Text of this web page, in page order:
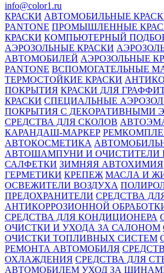
info@color1.ru
КРАСКИ АВТОМОБИЛЬНЫЕ
PANTONE ПРОМЫШЛЕННЫЕ
КРАСКИ КОМПЬЮТЕРНЫЙ
АЭРОЗОЛЬНЫЕ КРАСКИ
АВТОМОБИЛЕЙ АЭРОЗОЛЬНЫЕ
PANTONE ВСПОМОГАТЕЛЬНЫЕ
ТЕРМОСТОЙКИЕ КРАСКИ
ПОКРЫТИЯ КРАСКИ ДЛЯ
КРАСКИ СПЕЦИАЛЬНЫЕ
ПОКРЫТИЯ С ДЕКОРАТИВНЫМИ
СРЕДСТВА ДЛЯ СКОЛОВ
КАРАНДАШ-МАРКЕР
АВТОКОСМЕТИКА
АВТОШАМПУНИ И ОЧИСТИТЕЛИ
САЛФЕТКИ ЗИМНЯЯ АВТОХИМИЯ
ГЕРМЕТИКИ КРЕПЕЖ МАСЛА И
ОСВЕЖИТЕЛИ ВОЗДУХА
ПРЕДОХРАНИТЕЛИ СРЕДСТВА
АНТИКОРРОЗИОННОЙ
СРЕДСТВА ДЛЯ КОНДИЦИОНЕРА
ОЧИСТКИ И УХОДА ЗА САЛОНОМ
ОЧИСТКИ ТОПЛИВНЫХ СИСТЕМ
РЕМОНТА АВТОМОБИЛЯ
ОХЛАЖДЕНИЯ СРЕДСТВА ДЛЯ
АВТОМОБИЛЕМ УХОД ЗА